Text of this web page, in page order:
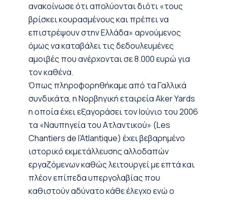
ανακοίνωσε ότι απολύονται διότι «τους
βρίσκει κουρασμένους και πρέπει να
επιστρέψουν στην Ελλάδα» αρνούμενος
όμως να καταβάλει τις δεδουλευμένες
αμοιβές που ανέρχονται σε 8.000 ευρώ για
τον καθένα.
Όπως πληροφορηθήκαμε από τα Γαλλικά
συνδικάτα, η Νορβηγική εταιρεία Aker Yards
η οποία έχει εξαγοράσει τον Ιούνιο του 2006
τα «Ναυπηγεία του Ατλαντικού» (Les
Chantiers de l’Atlantique) έχει βεβαρημένο
ιστορικό εκμετάλλευσης αλλοδαπών
εργαζόμενων καθώς λειτουργεί με επτά και
πλέον επίπεδα υπεργολαβίας που
καθιστούν αδύνατο κάθε έλεγχο ενώ ο